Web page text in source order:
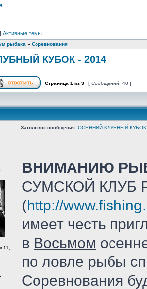
| Активные темы
рыбака » Соревнования
КУБОК - 2014
Страница 1 из 3 [ Сообщений: 40 ]
Заголовок сообщения: ОСЕННИЙ КЛУБНЫЙ КУБОК
11,
ВНИМАНИЮ
СУМСКОЙ КЛУБ
(http://
имеет честь
в Восьмом
по ловле рыбы
Соревнования